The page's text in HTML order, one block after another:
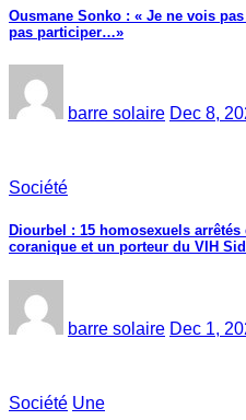
Ousmane Sonko : « Je ne vois
pas participer…»
barre solaire Dec 8,
Société
Diourbel : 15 homosexuels
coranique et un porteur du VIH
barre solaire Dec 1,
Société Une